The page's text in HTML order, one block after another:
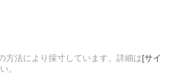
方法により採寸しています。詳細は[サイ
。